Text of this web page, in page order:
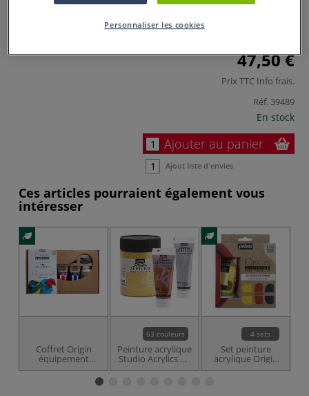
artistes confirmés, alliant performance artistique et respect
de l’environnement.
Plus
47,50 €
Prix TTC Info frais.
Réf. 39489
En stock
Ajouter au panier
Ajout liste d'envies
Ces articles pourraient également vous
intéresser
Coffret Origin
équipement
Pébéo
63 couleurs
Peinture acrylique
Studio Acrylics de
Pébéo (étude)
4 sets
Set peinture
acrylique Origin
Pébéo
Personnaliser les cookies